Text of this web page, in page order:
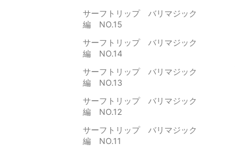
サーフトリップ バリマジック
編 NO.15
サーフトリップ バリマジック
編 NO.14
サーフトリップ バリマジック
編 NO.13
サーフトリップ バリマジック
編 NO.12
サーフトリップ バリマジック
編 NO.11